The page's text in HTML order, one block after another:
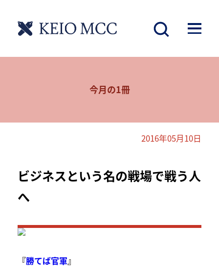
今月の1冊
2016年05月10日
ビジネスという名の戦場で戦う人
へ
『勝てば官軍』